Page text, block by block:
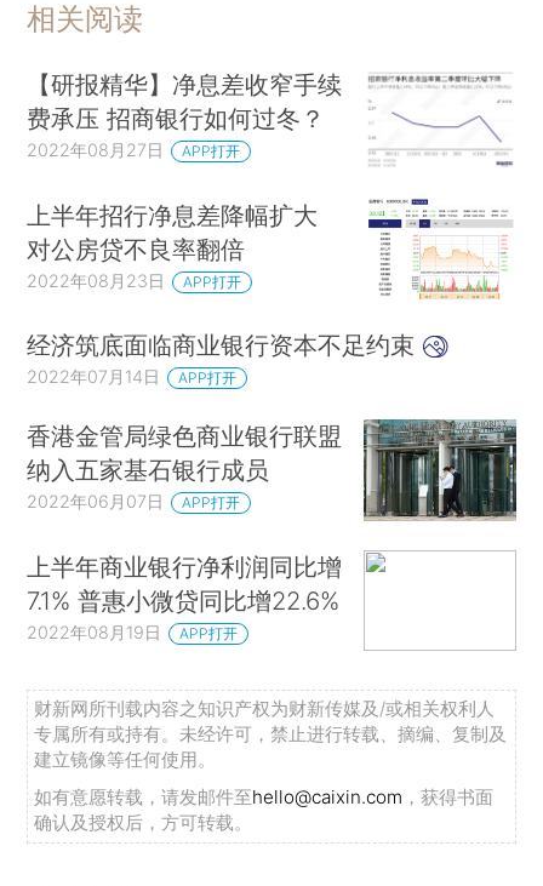
相关阅读
【研报精华】净息差收窄手续
费承压 招商银行如何过冬？
2022年08月27日 APP打开
上半年招行净息差降幅扩大
对公房贷不良率翻倍
2022年08月23日 APP打开
经济筑底面临商业银行资本不足约束
2022年07月14日 APP打开
香港金管局绿色商业银行联盟
纳入五家基石银行成员
2022年06月07日 APP打开
上半年商业银行净利润同比增
7.1% 普惠小微贷同比增22.6%
2022年08月19日 APP打开
财新网所刊载内容之知识产权为财新传媒及/或相关权利人
专属所有或持有。未经许可，禁止进行转载、摘编、复制及
建立镜像等任何使用。
如有意愿转载，请发邮件至hello@caixin.com ，获得书面
确认及授权后，方可转载。